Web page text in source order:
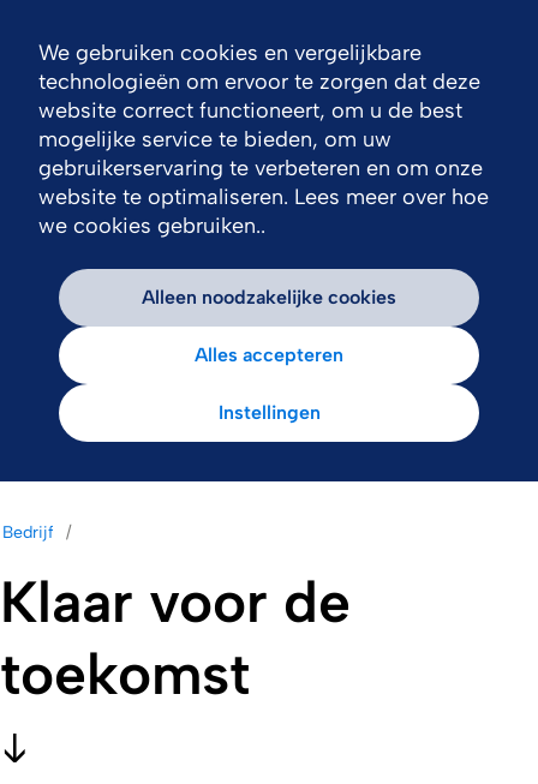
Bedrijf
Klaar voor de
toekomst
We gebruiken cookies en vergelijkbare
technologieën om ervoor te zorgen dat deze
website correct functioneert, om u de best
mogelijke service te bieden, om uw
gebruikerservaring te verbeteren en om onze
website te optimaliseren. Lees meer over hoe
we cookies gebruiken..
Alleen noodzakelijke cookies
Alles accepteren
Instellingen